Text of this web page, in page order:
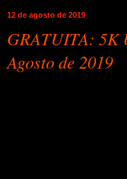
12 de agosto de 2019
GRATUITA: 5K
Agosto de 2019